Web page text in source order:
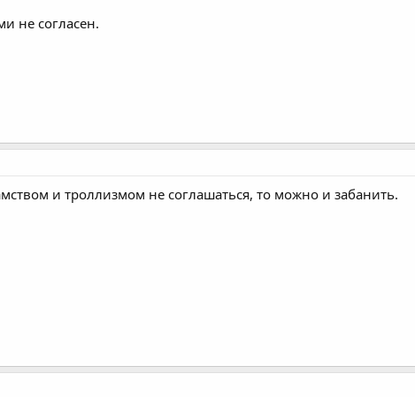
не согласен.
и троллизмом не соглашаться, то можно и забанить.